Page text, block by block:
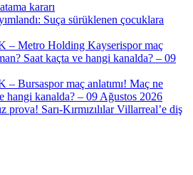
kararı
Suça sürüklenen çocuklara
– Metro Holding Kayserispor maç
Saat kaçta ve hangi kanalda? – 09
Bursaspor maç anlatımı! Maç ne
hangi kanalda? – 09 Ağustos 2026
prova! Sarı-Kırmızılılar Villarreal’e diş